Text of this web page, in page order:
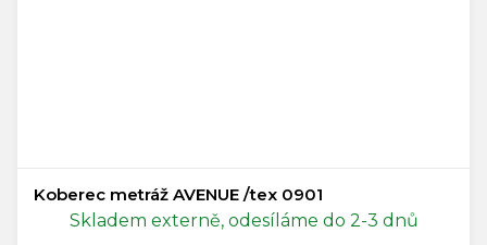
Koberec metráž AVENUE /tex 0901
Skladem externě, odesíláme do 2-3 dnů